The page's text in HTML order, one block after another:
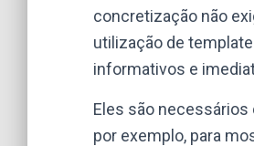
concretização não
utilização de
informativos e
Eles são
por exemplo, para